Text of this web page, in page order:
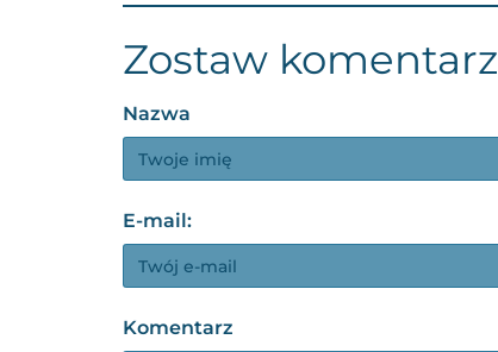
Zostaw komentarz
Nazwa
E-mail:
Komentarz